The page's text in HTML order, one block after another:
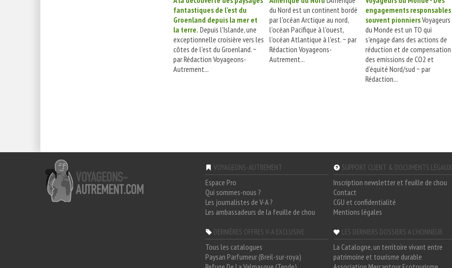
fantastiques de l'est du
Groenland depuis la mer et
la terre. Depuis l'Islande, une
exceptionnelle croisière vers les
côtes de l'est du Groenland. ~
par Rédaction Voyageons-
Autrement...
du Nord est un continent bordé
par l'océan Arctique au nord,
l'océan Pacifique à l'ouest,
l'océan Atlantique à l'est. ~ par
Rédaction Voyageons-
Autrement...
engagements responsables
souvent pionniersVoyageurs
du Monde est un TO qui
s'engage dans des actions de
réduction et de compensation
des emissions de CO2 et
d'équité Nord/sud ~ par
Rédaction...
VOYAGEONS-AUTREMENT
Espace Pro
Qui sommes-nous ?
Les journalistes de V-A ?
Les ambassadeurs de la feuille de chou
SUPPORT CLIENT & DOCUMENTS LÉGAUX
Inscription newsletter et feuille de chou
Contact
CGU et confidentialité
Mentions légales
DERNIÈRES OFFRES V-A EXCLUSIVE
Tous les catalogues
Paysan Parfumeur (Breil-sur-roya)
LES DERNIERS DOSSIERS A L'HONNEUR
La Catalogne, un territoire vivant entre
patrimoine et tourisme durable